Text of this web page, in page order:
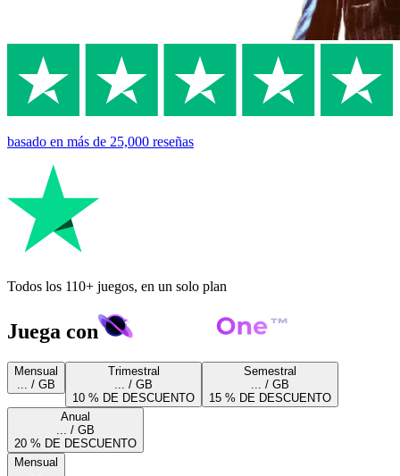
basado en más de 25,000 reseñas
Todos los 110+ juegos, en un solo plan
Juega con
Mensual
... / GB
Trimestral
... / GB
10 % DE DESCUENTO
Semestral
... / GB
15 % DE DESCUENTO
Anual
... / GB
20 % DE DESCUENTO
Mensual